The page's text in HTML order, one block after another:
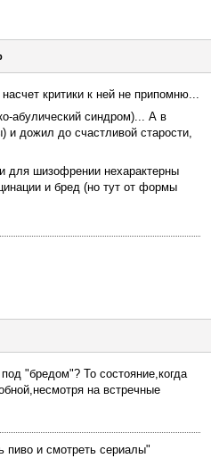
критики к ней не припомню...
абулический синдром)... А в
и дожил до счастливой старости,
для шизофрении нехарактерны
и бред (но тут от формы
"бредом"? То состояние,когда
на встречные
пиво и смотреть сериалы"